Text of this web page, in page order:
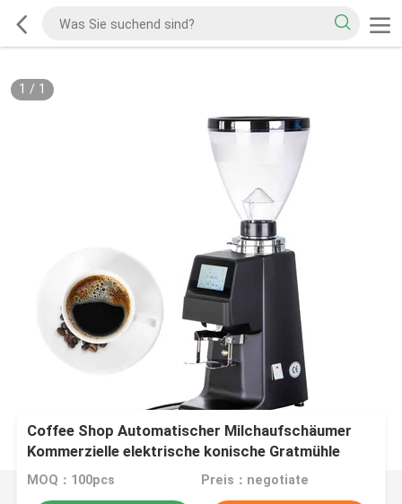
1 / 1
Coffee Shop Automatischer Milchaufschäumer
Kommerzielle elektrische konische Gratmühle
1500 U / min
MOQ：100pcs Preis：negotiate